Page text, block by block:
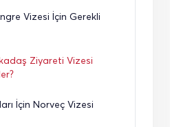
Vizesi İçin Gerekli
Ziyareti Vizesi
İçin Norveç Vizesi